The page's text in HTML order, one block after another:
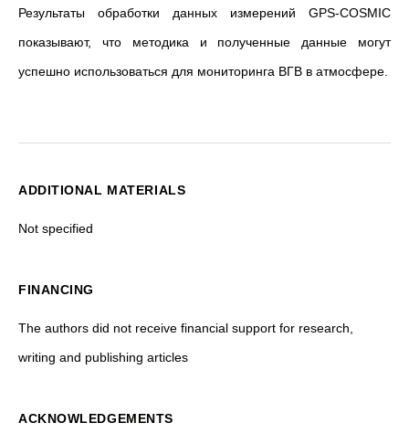
Результаты обработки данных измерений GPS-COSMIC
показывают, что методика и полученные данные могут
успешно использоваться для мониторинга ВГВ в атмосфере.
ADDITIONAL MATERIALS
Not specified
FINANCING
The authors did not receive financial support for research,
writing and publishing articles
ACKNOWLEDGEMENTS